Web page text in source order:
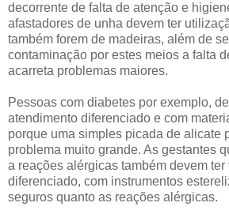
decorrente de falta de atenção e
afastadores de unha devem ter
também forem de madeiras, além de
contaminação por estes meios a falta
acarreta problemas maiores.
Pessoas com diabetes por exemplo,
atendimento diferenciado e com
porque uma simples picada de alicate
problema muito grande. As gestantes
a reações alérgicas também devem ter
diferenciado, com instrumentos
seguros quanto as reações alérgicas.